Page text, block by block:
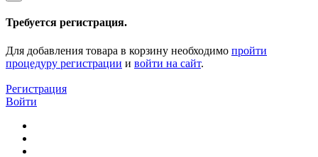
Требуется регистрация.
Для добавления товара в корзину необходимо пройти
процедуру регистрации и войти на сайт.
Регистрация
Войти